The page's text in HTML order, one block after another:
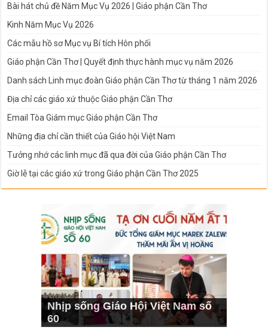
Bài hát chủ đề Năm Mục Vụ 2026 | Giáo phận Cần Thơ
Kinh Năm Mục Vụ 2026
Các mẫu hồ sơ Mục vụ Bí tích Hôn phối
Giáo phận Cần Thơ | Quyết định thực hành mục vụ năm 2026
Danh sách Linh mục đoàn Giáo phận Cần Thơ từ tháng 1 năm 2026
Địa chỉ các giáo xứ thuộc Giáo phận Cần Thơ
Email Tòa Giám mục Giáo phận Cần Thơ
Những địa chỉ cần thiết của Giáo hội Việt Nam
Tưởng nhớ các linh mục đã qua đời của Giáo phận Cần Thơ
Giờ lễ tại các giáo xứ trong Giáo phận Cần Thơ 2025
Nhịp sống Giáo Hội Việt Nam số
60